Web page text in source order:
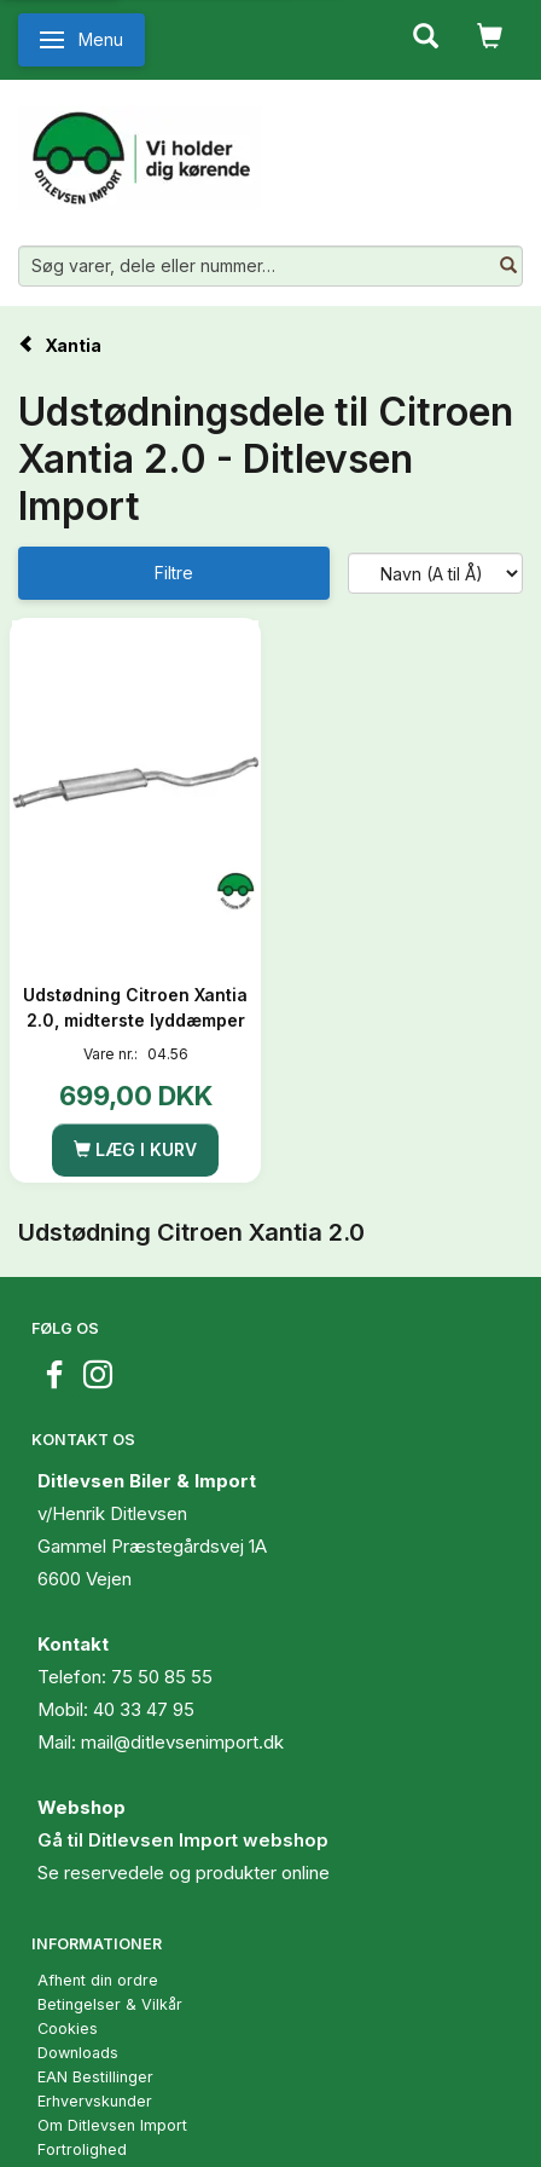
Skifte navigation
Menu
Xantia
Udstødningsdele til Citroen
Xantia 2.0 - Ditlevsen
Import
Filtre
Udstødning Citroen Xantia
2.0, midterste lyddæmper
Vare nr.: 04.56
699,00 DKK
LÆG I KURV
Udstødning Citroen Xantia 2.0
FØLG OS
KONTAKT OS
Ditlevsen Biler & Import
v/Henrik Ditlevsen
Gammel Præstegårdsvej 1A
6600 Vejen
Kontakt
Telefon: 75 50 85 55
Mobil: 40 33 47 95
Mail: mail@ditlevsenimport.dk
Webshop
Gå til Ditlevsen Import webshop
Se reservedele og produkter online
INFORMATIONER
Afhent din ordre
Betingelser & Vilkår
Cookies
Downloads
EAN Bestillinger
Erhvervskunder
Om Ditlevsen Import
Fortrolighed